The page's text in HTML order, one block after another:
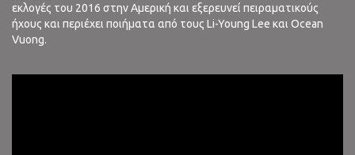
εκλογές του 2016 στην Αμερική και εξερευνεί πειραματικούς
ήχους και περιέχει ποιήματα από τους Li-Young Lee και Ocean
Vuong.